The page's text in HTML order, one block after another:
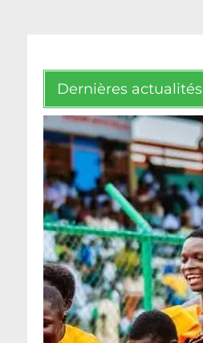
Dernières actualités